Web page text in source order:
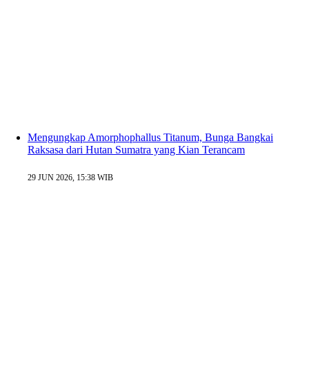
Mengungkap Amorphophallus Titanum, Bunga Bangkai
Raksasa dari Hutan Sumatra yang Kian Terancam
29 JUN 2026, 15:38 WIB